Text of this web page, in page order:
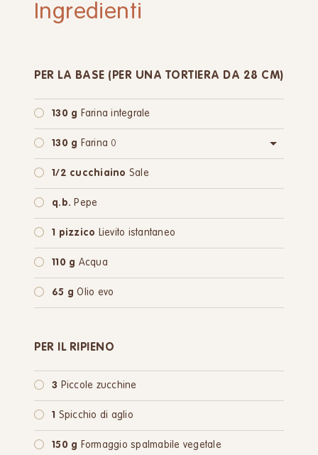
Ingredienti
PER LA BASE (PER UNA TORTIERA DA 28 CM)
130 g Farina integrale
130 g Farina 0
oppure:130 gFarina integrale
1/2 cucchiaino Sale
q.b. Pepe
1 pizzico Lievito istantaneo
110 g Acqua
65 g Olio evo
PER IL RIPIENO
3 Piccole zucchine
1 Spicchio di aglio
150 g Formaggio spalmabile vegetale